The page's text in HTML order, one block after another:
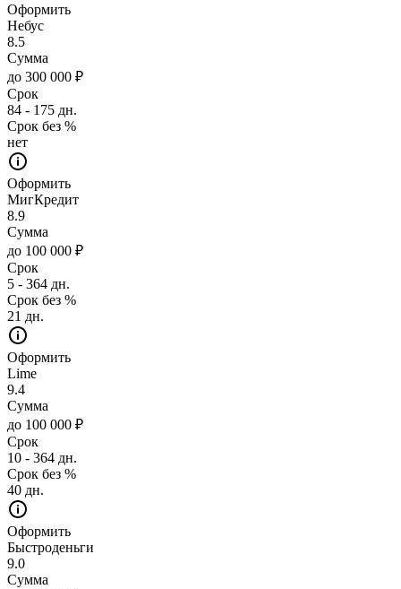
Оформить
Небус
8.5
Сумма
до 300 000 ₽
Срок
84 - 175 дн.
Срок без %
нет
Оформить
МигКредит
8.9
Сумма
до 100 000 ₽
Срок
5 - 364 дн.
Срок без %
21 дн.
Оформить
Lime
9.4
Сумма
до 100 000 ₽
Срок
10 - 364 дн.
Срок без %
40 дн.
Оформить
Быстроденьги
9.0
Сумма